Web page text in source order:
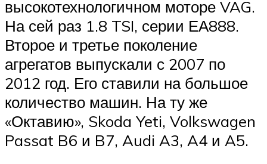
высокотехнологичном моторе VAG.
На сей раз 1.8 TSI, серии ЕА888.
Второе и третье поколение
агрегатов выпускали с 2007 по
2012 год. Его ставили на большое
количество машин. На ту же
«Октавию», Skoda Yeti, Volkswagen
Passat B6 и B7, Audi A3, A4 и A5.